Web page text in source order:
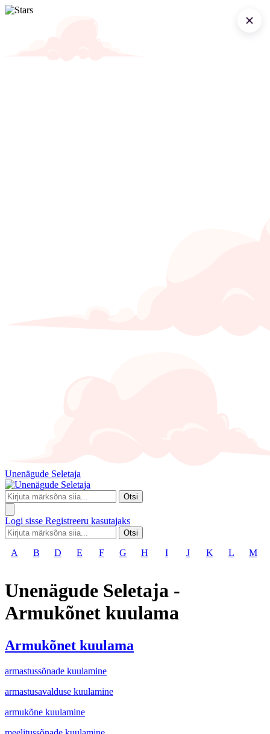
Unenägude Seletaja
Otsi
Logi sisse Registreeru kasutajaks
Otsi
A B D E F G H I J K L M
Unenägude Seletaja -
Armukõnet kuulama
Armukõnet kuulama
armastussõnade kuulamine
armastusavalduse kuulamine
armukõne kuulamine